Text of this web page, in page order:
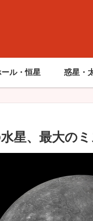
ル・恒星 惑星・
星、最大の